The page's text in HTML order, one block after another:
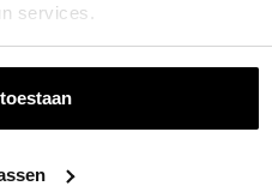
services.